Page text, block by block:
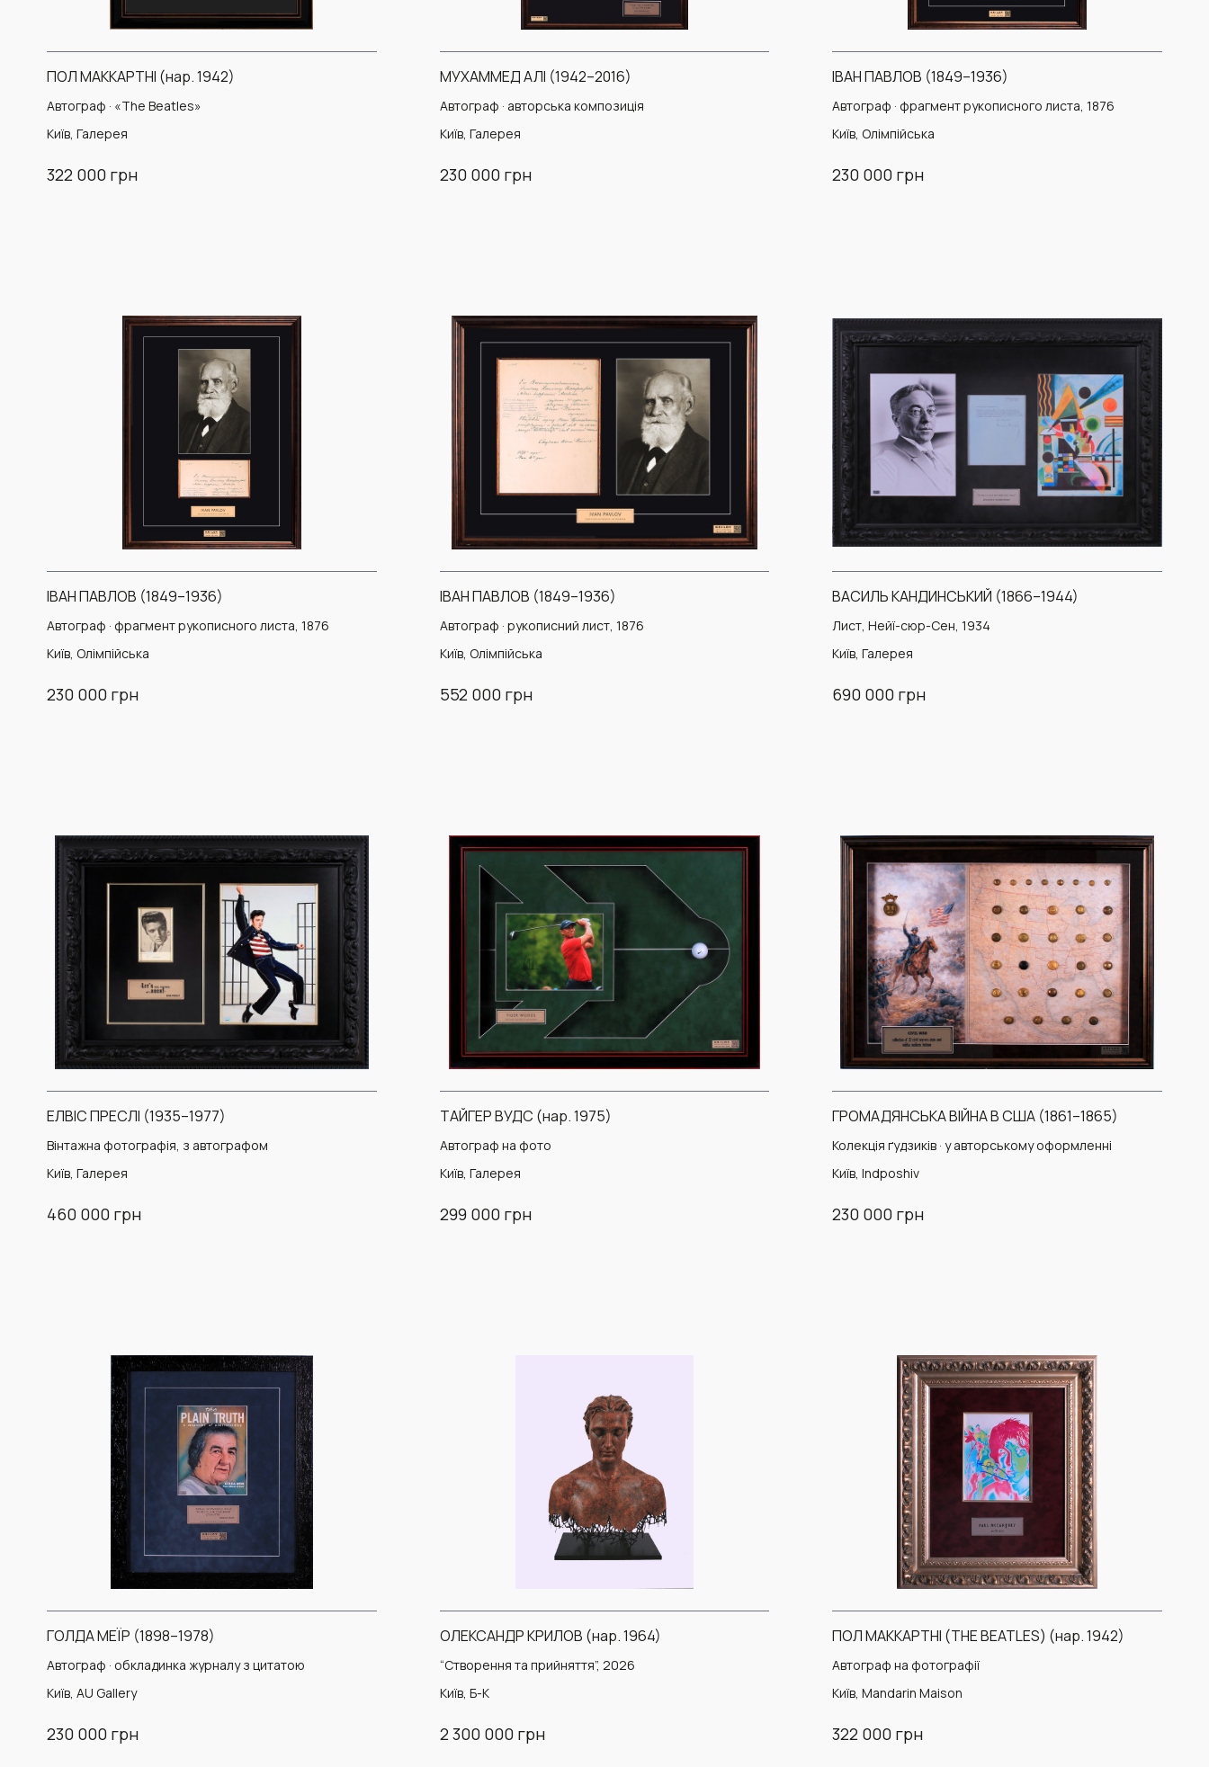
ПОЛ МАККАРТНІ (нар. 1942)
Автограф · «The Beatles»
Київ, Галерея
322 000 грн
МУХАММЕД АЛІ (1942–2016)
Автограф · авторська композиція
Київ, Галерея
230 000 грн
ІВАН ПАВЛОВ (1849–1936)
Автограф · фрагмент рукописного листа, 1876
Київ, Олімпійська
230 000 грн
ІВАН ПАВЛОВ (1849–1936)
Автограф · фрагмент рукописного листа, 1876
Київ, Олімпійська
230 000 грн
ІВАН ПАВЛОВ (1849–1936)
Автограф · рукописний лист, 1876
Київ, Олімпійська
552 000 грн
ВАСИЛЬ КАНДИНСЬКИЙ (1866–1944)
Лист, Нейї-сюр-Сен, 1934
Київ, Галерея
690 000 грн
ЕЛВІС ПРЕСЛІ (1935–1977)
Вінтажна фотографія, з автографом
Київ, Галерея
460 000 грн
ТАЙГЕР ВУДС (нар. 1975)
Автограф на фото
Київ, Галерея
299 000 грн
ГРОМАДЯНСЬКА ВІЙНА В США (1861–1865)
Колекція ґудзиків · у авторському оформленні
Київ, Indposhiv
230 000 грн
ГОЛДА МЕЇР (1898–1978)
Автограф · обкладинка журналу з цитатою
Київ, AU Gallery
230 000 грн
ОЛЕКСАНДР КРИЛОВ (нар. 1964)
“Створення та прийняття”, 2026
Київ, Б-К
2 300 000 грн
ПОЛ МАККАРТНІ (THE BEATLES) (нар. 1942)
Автограф на фотографії
Київ, Mandarin Maison
322 000 грн